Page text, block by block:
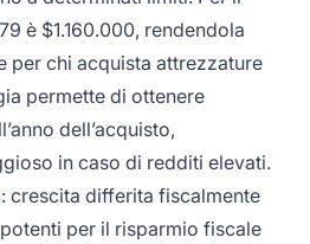
è $1.160.000, rendendola
per chi acquista attrezzature
permette di ottenere
dell’acquisto,
in caso di redditi elevati.
crescita differita fiscalmente
per il risparmio fiscale